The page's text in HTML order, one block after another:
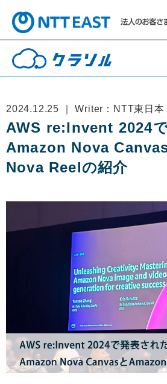
2024.12.25 ｜ Writer：NTT東日
AWS re:Invent 2024
Amazon Nova
Nova Reelの紹介